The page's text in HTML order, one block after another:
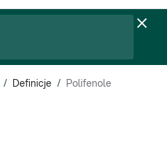
/ Definicje / Polifenole